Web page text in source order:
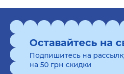
Оставайтесь на
Подпишитесь на
на 50 грн скидки